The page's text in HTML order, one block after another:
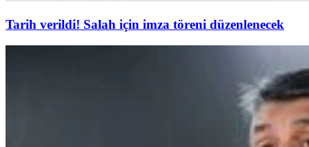
Tarih verildi! Salah için imza töreni düzenlenecek